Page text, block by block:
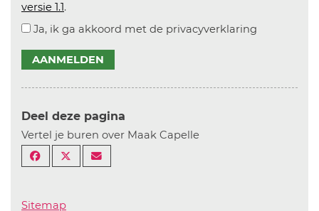
versie 1.1.
Ja, ik ga akkoord met de privacyverklaring
AANMELDEN
Deel deze pagina
Vertel je buren over Maak Capelle
Sitemap